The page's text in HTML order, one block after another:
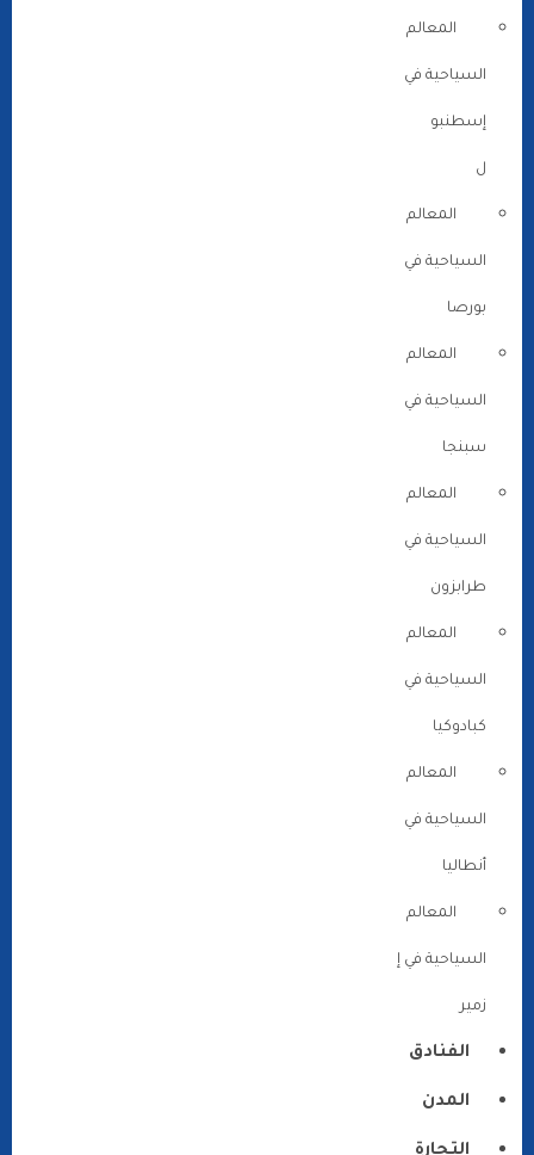
المعالم
السياحية في
إسطنبو
ل
المعالم
السياحية في
بورصا
المعالم
السياحية في
سبنجا
المعالم
السياحية في
طرابزون
المعالم
السياحية في
كبادوكيا
المعالم
السياحية في
أنطاليا
المعالم
السياحية في إ
زمير
الفنادق
المدن